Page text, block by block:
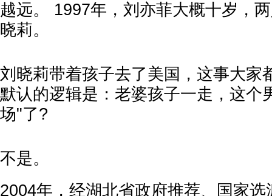
越远。 1997年，刘亦菲大概十岁，
晓莉。
刘晓莉带着孩子去了美国，这事大家
默认的逻辑是：老婆孩子一走，这个
场"了?
不是。
2004年，经湖北省政府推荐、国家